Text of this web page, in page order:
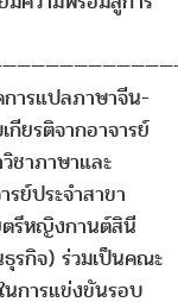
รแปลภาษาจีน-
ยรติจากอาจารย์
ชาภาษาและ
ย์ประจำสาขา
ตรีหญิงกานต์สินี
ธุรกิจ) ร่วมเป็นคณะ
นการแข่งขันรอบ